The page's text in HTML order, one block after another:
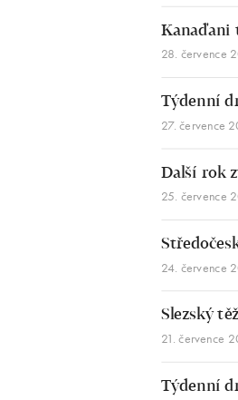
Kanaďani
28. července
Týdenní
27. července
Další rok
25. července
24. července
Slezský
21. července
Týdenní